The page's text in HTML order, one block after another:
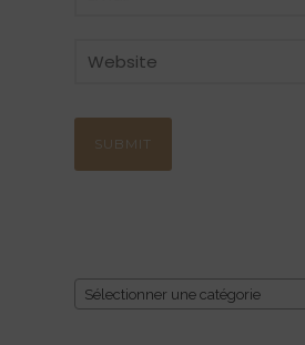
Sélectionner une catégorie